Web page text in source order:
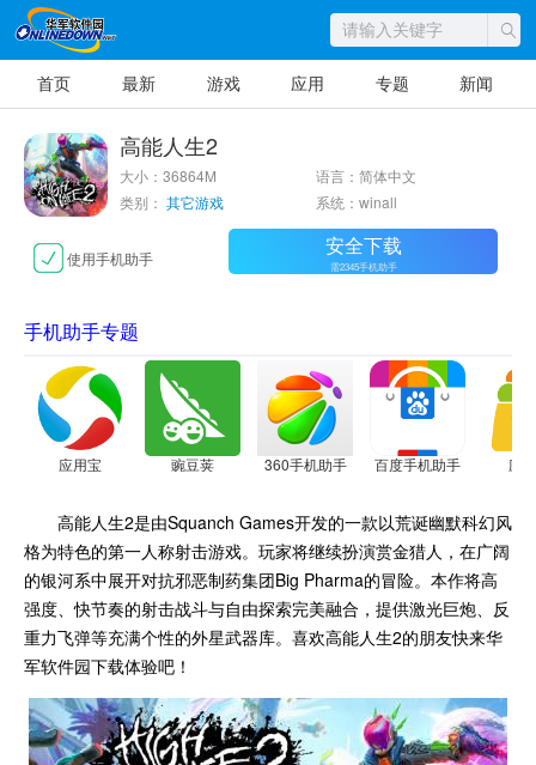
首页 最新 游戏 应用 专题 新闻
高能人生2
大小：36864M
语言：简体中文
类别： 其它游戏 系统：winall
使用手机助手 安全下载
需2345手机助手
手机助手专题
应用宝 豌豆荚 360手机助手 百度手机助手 应
高能人生2是由Squanch Games开发的一款以荒诞幽默科幻风
格为特色的第一人称射击游戏。玩家将继续扮演赏金猎人，在广阔
的银河系中展开对抗邪恶制药集团Big Pharma的冒险。本作将高
强度、快节奏的射击战斗与自由探索完美融合，提供激光巨炮、反
重力飞弹等充满个性的外星武器库。喜欢高能人生2的朋友快来华
军软件园下载体验吧！